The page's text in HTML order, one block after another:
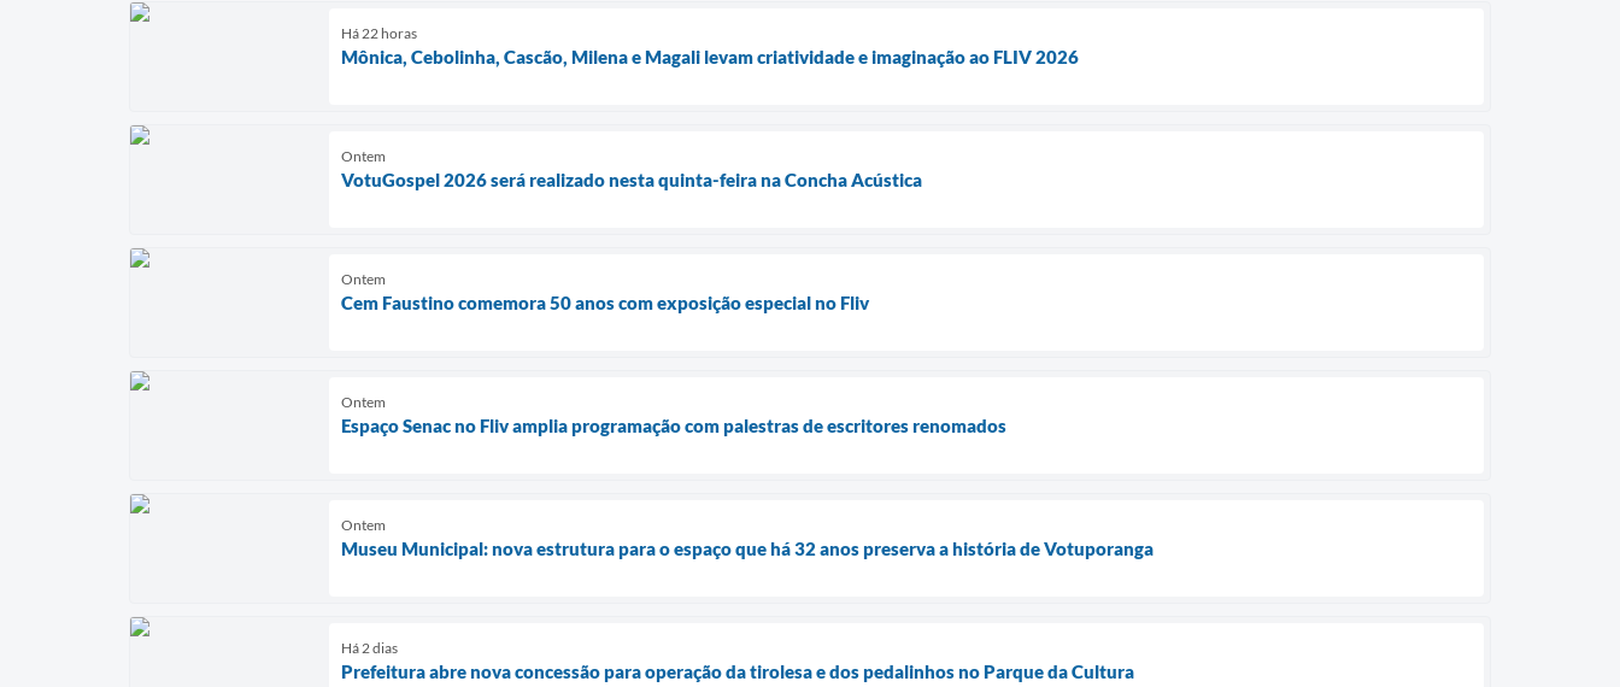
Há 22 horas
Mônica, Cebolinha, Cascão, Milena e Magali levam criatividade e imaginação ao FLIV 2026
Ontem
VotuGospel 2026 será realizado nesta quinta-feira na Concha Acústica
Ontem
Cem Faustino comemora 50 anos com exposição especial no Fliv
Ontem
Espaço Senac no Fliv amplia programação com palestras de escritores renomados
Ontem
Museu Municipal: nova estrutura para o espaço que há 32 anos preserva a história de Votuporanga
Há 2 dias
Prefeitura abre nova concessão para operação da tirolesa e dos pedalinhos no Parque da Cultura